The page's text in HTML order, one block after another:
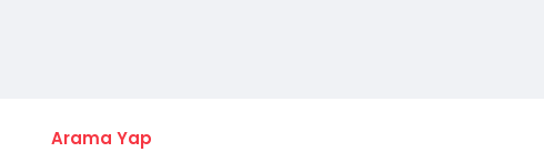
Arama Yap